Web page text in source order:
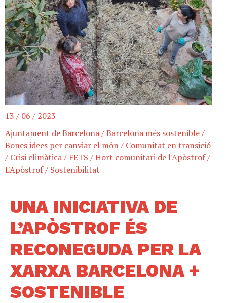
13 / 06 / 2023
Ajuntament de Barcelona/Barcelona més sostenible/
Bones idees per canviar el món/ Comunitat en transició
/ Crisi climàtica/ FETS /Hort comunitari de l'Apòstrof/
L'Apòstrof/ Sostenibilitat
UNA INICIATIVA DE
L’APÒSTROF ÉS
RECONEGUDA PER LA
XARXA BARCELONA +
SOSTENIBLE